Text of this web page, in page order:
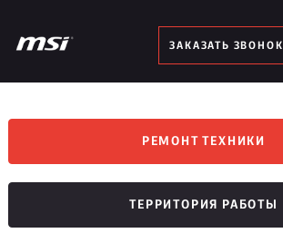
ЗАКАЗАТЬ ЗВОНОК
РЕМОНТ ТЕХНИКИ
ТЕРРИТОРИЯ РАБОТЫ